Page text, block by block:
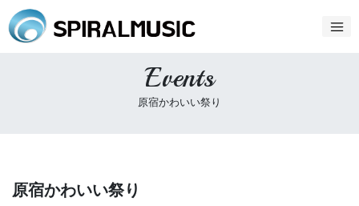
Events
原宿かわいい祭り
原宿かわいい祭り